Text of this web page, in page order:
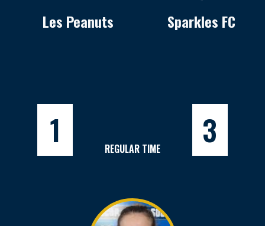
Les Peanuts Sparkles FC
1 REGULAR TIME 3